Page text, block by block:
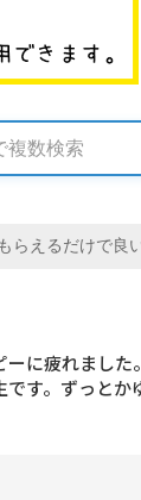
らえるだけで良
ーに疲れまし
です。ずっと